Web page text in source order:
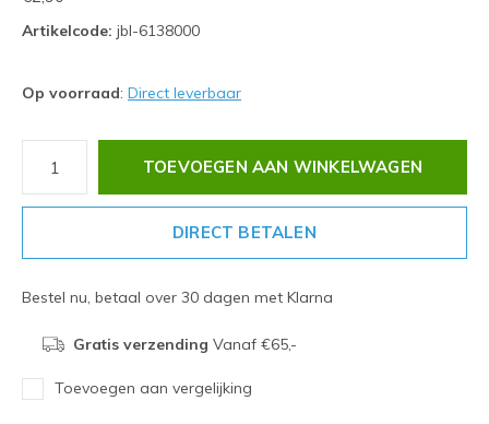
Artikelcode: jbl-6138000
Op voorraad: Direct leverbaar
TOEVOEGEN AAN WINKELWAGEN
DIRECT BETALEN
Bestel nu, betaal over 30 dagen met Klarna
Gratis verzending Vanaf €65,-
Toevoegen aan vergelijking